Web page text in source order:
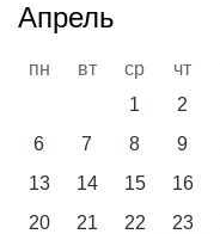
Апрель
пн вт ср чт
1
2
6
7 8 9
13
14 15 16
20
21 22 23